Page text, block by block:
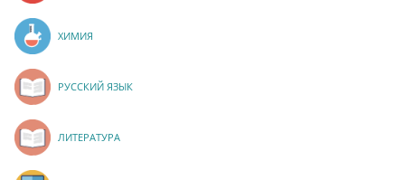
ХИМИЯ
РУССКИЙ ЯЗЫК
ЛИТЕРАТУРА